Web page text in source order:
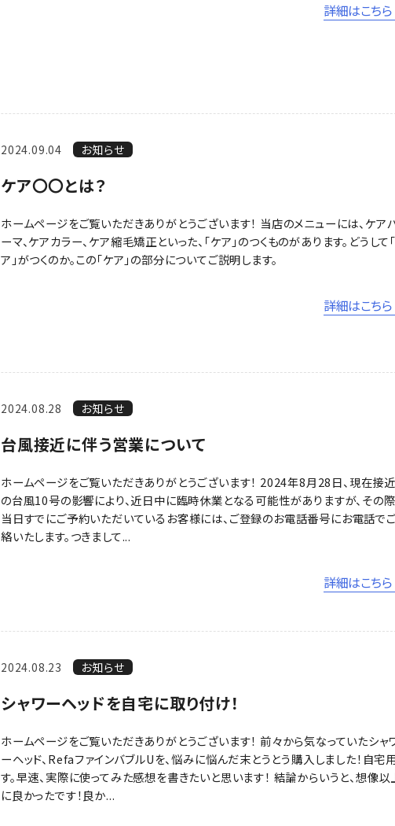
詳細はこちら
2024.09.04 お知らせ
ケア〇〇とは？
ホームページをご覧いただきありがとうございます！ 当店のメニューには、ケア
ーマ、ケアカラー、ケア縮毛矯正といった、｢ケア｣のつくものがあります。どうして
ア｣がつくのか。この｢ケア｣の部分についてご説明します。
詳細はこちら
2024.08.28 お知らせ
台風接近に伴う営業について
ホームページをご覧いただきありがとうございます！ 2024年8月28日、現在接
の台風10号の影響により、近日中に臨時休業となる可能性がありますが、その
当日すでにご予約いただいているお客様には、ご登録のお電話番号にお電話で
絡いたします。つきまして...
詳細はこちら
2024.08.23 お知らせ
シャワーヘッドを自宅に取り付け！
ホームページをご覧いただきありがとうございます！ 前々から気なっていたシャ
ーヘッド、RefaファインバブルUを、悩みに悩んだ末とうとう購入しました！自宅
す。早速、実際に使ってみた感想を書きたいと思います！ 結論からいうと、想像以
に良かったです！良か...